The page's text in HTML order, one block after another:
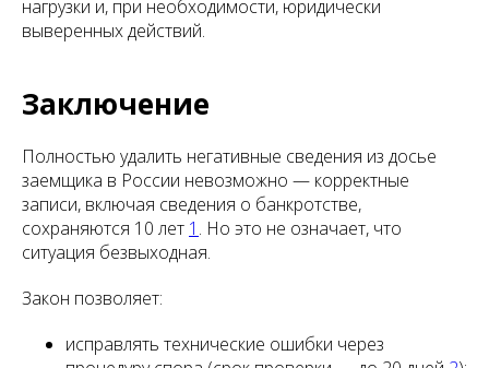
нагрузки и, при необходимости, юридически
выверенных действий.
Заключение
Полностью удалить негативные сведения из досье
заемщика в России невозможно — корректные
записи, включая сведения о банкротстве,
сохраняются 10 лет 1 . Но это не означает, что
ситуация безвыходная.
Закон позволяет:
исправлять технические ошибки через